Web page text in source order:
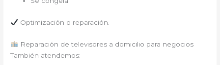
Optimización o reparación.
Reparación de televisores a domicilio para negocios
También atendemos: